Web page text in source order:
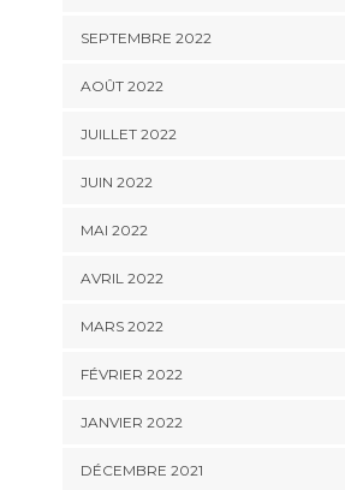
SEPTEMBRE 2022
AOÛT 2022
JUILLET 2022
JUIN 2022
MAI 2022
AVRIL 2022
MARS 2022
FÉVRIER 2022
JANVIER 2022
DÉCEMBRE 2021